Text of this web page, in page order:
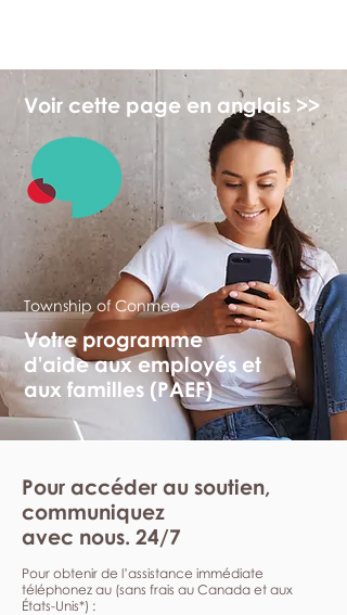
Voir cette page en anglais >>
Township of Conmee
Votre programme
d'aide aux employés et
aux familles (PAEF)
Pour accéder au soutien,
communiquez
avec nous. 24/7
Pour obtenir de l’assistance immédiate
téléphonez au (sans frais au Canada et aux
États-Unis*) :